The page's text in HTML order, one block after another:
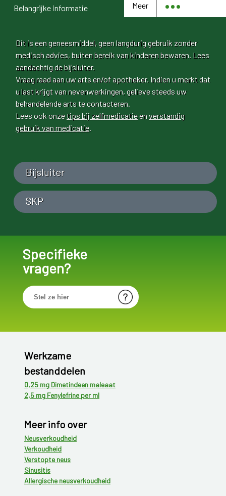
Meer
Belangrijke informatie
Dit is een geneesmiddel, geen langdurig gebruik zonder
medisch advies, buiten bereik van kinderen bewaren. Lees
aandachtig de bijsluiter.
Vraag raad aan uw arts en/of apotheker. Indien u merkt dat
u last krijgt van nevenwerkingen, gelieve steeds uw
behandelende arts te contacteren.
Lees ook onzetips bij zelfmedicatieenverstandig
gebruik van medicatie.
Bijsluiter
SKP
Specifieke
vragen?
Werkzame
bestanddelen
0,25 mg Dimetindeen maleaat
2,5 mg Fenylefrine per ml
Meer info over
Neusverkoudheid
Verkoudheid
Verstopte neus
Sinusitis
Allergische neusverkoudheid